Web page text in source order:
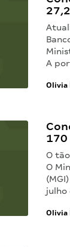
A
Olivia
170
O
O
julho
Olivia